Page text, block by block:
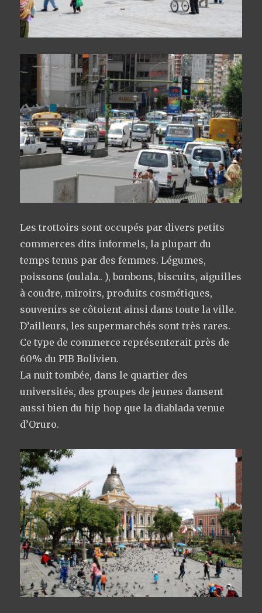
Les trottoirs sont occupés par divers petits
commerces dits informels, la plupart du
temps tenus par des femmes. Légumes,
poissons (oulala.. ), bonbons, biscuits, aiguilles
à coudre, miroirs, produits cosmétiques,
souvenirs se côtoient ainsi dans toute la ville.
D’ailleurs, les supermarchés sont très rares.
Ce type de commerce représenterait près de
60% du PIB Bolivien.
La nuit tombée, dans le quartier des
universités, des groupes de jeunes dansent
aussi bien du hip hop que la diablada venue
d’Oruro.